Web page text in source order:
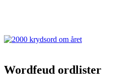
Wordfeud ordlister